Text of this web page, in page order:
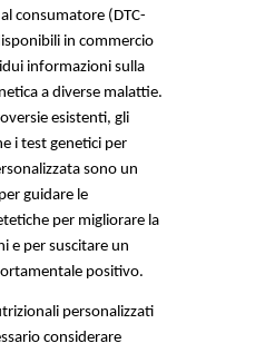
consumatore (DTC-
in commercio
informazioni sulla
a diverse malattie.
esistenti, gli
i test genetici per
sono un
guidare le
per migliorare la
e per suscitare un
positivo.
personalizzati
considerare